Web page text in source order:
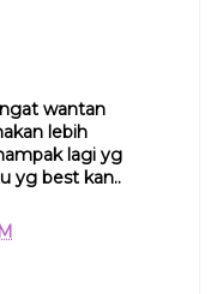
wantan
lebih
lagi yg
yg best kan..